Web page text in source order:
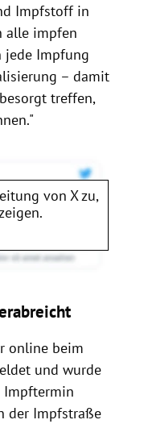
Impfstoff in
alle impfen
jede Impfung
– damit
treffen,
von Xzu,
online beim
und wurde
Impftermin
der Impfstraße